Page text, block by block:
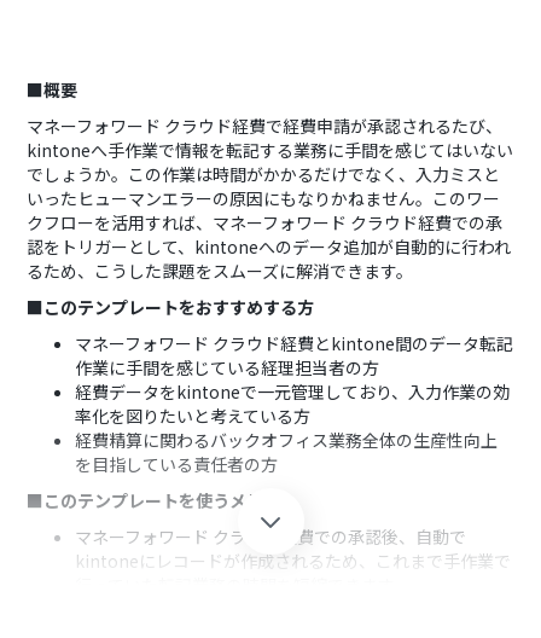
■概要
マネーフォワード クラウド経費で経費申請が承認されるたび、
kintoneへ手作業で情報を転記する業務に手間を感じてはいない
でしょうか。この作業は時間がかかるだけでなく、入力ミスと
いったヒューマンエラーの原因にもなりかねません。このワー
クフローを活用すれば、マネーフォワード クラウド経費での承
認をトリガーとして、kintoneへのデータ追加が自動的に行われ
るため、こうした課題をスムーズに解消できます。
■このテンプレートをおすすめする方
マネーフォワード クラウド経費とkintone間のデータ転記
作業に手間を感じている経理担当者の方
経費データをkintoneで一元管理しており、入力作業の効
率化を図りたいと考えている方
経費精算に関わるバックオフィス業務全体の生産性向上
を目指している責任者の方
■このテンプレートを使うメリット
マネーフォワード クラウド経費での承認後、自動で
kintoneにレコードが作成されるため、これまで手作業で